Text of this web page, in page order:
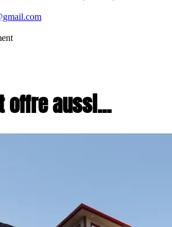
offre aussi...